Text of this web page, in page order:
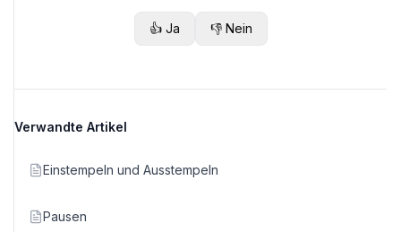
👍 Ja 👎 Nein
Verwandte Artikel
Einstempeln und Ausstempeln
Pausen